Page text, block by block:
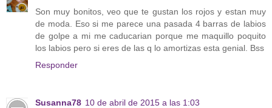
Son muy bonitos, veo que te gustan los rojos y estan muy
de moda. Eso si me parece una pasada 4 barras de labios
de golpe a mi me caducarian porque me maquillo poquito
los labios pero si eres de las q lo amortizas esta genial. Bss
Responder
Susanna78 10 de abril de 2015 a las 1:03